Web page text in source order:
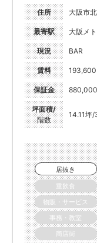
住所 大阪市
最寄駅 大阪メ
現況 BAR
賃料 193,600
保証金
坪面積/
階数
14.11坪/
居抜き
重飲食
物販・サービス
事務・教室
商店街